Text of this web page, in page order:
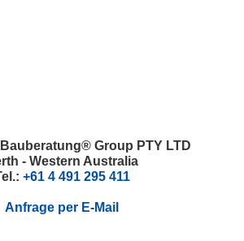
Group PTY LTD
- Western Australia
+61 4 491 295 411
Anfrage per E-Mail